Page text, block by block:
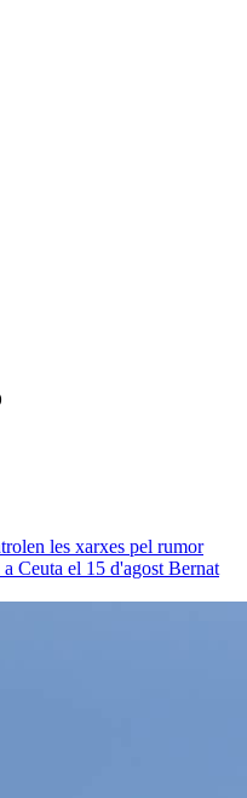
les xarxes pel rumor
Ceuta el 15 d'agost Bernat